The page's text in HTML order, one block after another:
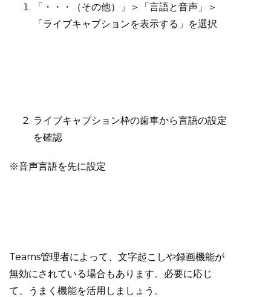
「・・・（その他）」＞「言語と音声」＞
「ライブキャプションを表示する」を選択
ライブキャプション枠の歯車から言語の設定
を確認
※音声言語を先に設定
Teams管理者によって、文字起こしや録画機能が
無効にされている場合もあります。必要に応じ
て、うまく機能を活用しましょう。